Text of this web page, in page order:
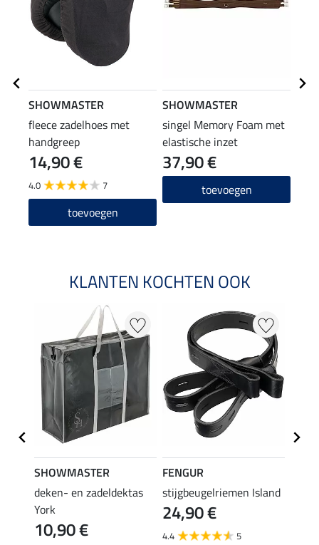
SHOWMASTER
fleece zadelhoes met
handgreep
14,90 €
4.0 7
toevoegen
SHOWMASTER
singel Memory Foam met
elastische inzet
37,90 €
toevoegen
KLANTEN KOCHTEN OOK
SHOWMASTER
deken- en zadeldektas
York
10,90 €
FENGUR
stijgbeugelriemen Island
24,90 €
4.4 5